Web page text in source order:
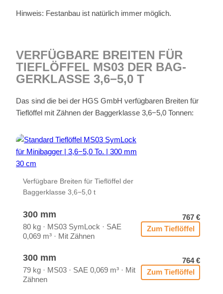
Hin­weis: Fest­an­bau ist na­tür­lich im­mer mög­lich.
VER­FÜG­BA­RE BREI­TEN FÜR
TIEF­LÖF­FEL MS03 DER BAG­
GER­KLAS­SE 3,6−5,0 T
Das sind die bei der HGS GmbH ver­füg­ba­ren Brei­ten für
Tief­löf­fel mit Zäh­nen der Bag­ger­klas­se 3,6−5,0 Ton­nen:
Ver­füg­ba­re Brei­ten für Tief­löf­fel der
Bag­ger­klas­se 3,6−5,0 t
300 mm
80 kg · MS03 Sym­Lock · SAE
0,069 m³ · Mit Zäh­nen
767 €
Zum Tief­löf­fel
300 mm
79 kg · MS03 · SAE 0,069 m³ · Mit
Zäh­nen
764 €
Zum Tief­löf­fel